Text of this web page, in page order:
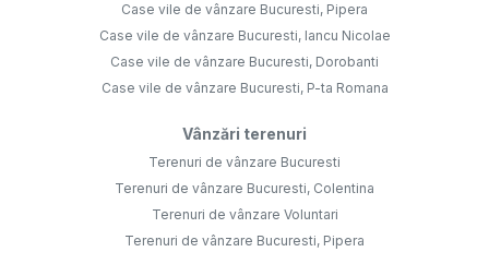
Case vile de vânzare Bucuresti, Pipera
Case vile de vânzare Bucuresti, Iancu Nicolae
Case vile de vânzare Bucuresti, Dorobanti
Case vile de vânzare Bucuresti, P-ta Romana
Vânzări terenuri
Terenuri de vânzare Bucuresti
Terenuri de vânzare Bucuresti, Colentina
Terenuri de vânzare Voluntari
Terenuri de vânzare Bucuresti, Pipera